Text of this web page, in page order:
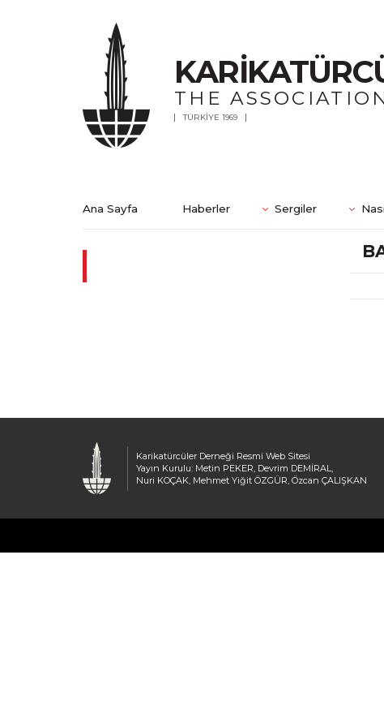
THE
TÜRKİYE 1969
Ana Sayfa Haberler Sergiler
Karikatürcüler Derneği Resmi Web Sitesi
Yayın Kurulu: Metin PEKER, Devrim DEMİRAL,
Nuri KOÇAK, Mehmet Yiğit ÖZGÜR, Özcan ÇALIŞKAN